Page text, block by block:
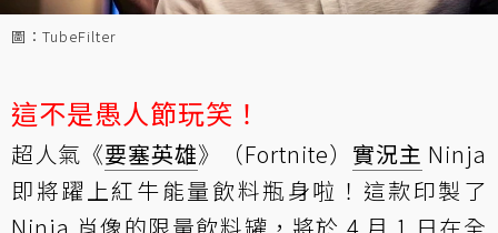
圖：TubeFilter
這不是愚人節玩笑！
超人氣《要塞英雄》（Fortnite） 實況主 Ninja
即將躍上紅牛能量飲料瓶身啦！這款印製了
Ninja 肖像的限量飲料罐，將於 4 月 1 日在全